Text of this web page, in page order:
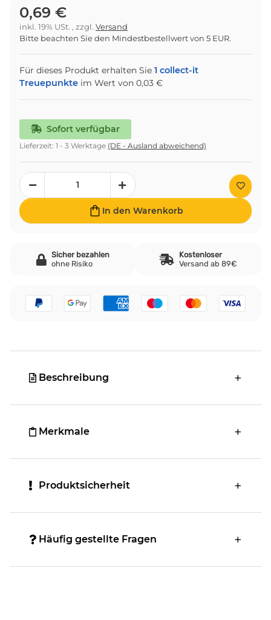
0,69 €
inkl. 19% USt. , zzgl. Versand
Bitte beachten Sie den Mindestbestellwert von 5 EUR.
Für dieses Produkt erhalten Sie 1 collect-it
Treuepunkte im Wert von 0,03 €
Sofort verfügbar
Lieferzeit: 1 - 3 Werktage (DE - Ausland abweichend)
In den Warenkorb
Sicher bezahlen
ohne Risiko
Kostenloser
Versand ab 89€
Beschreibung
Merkmale
Produktsicherheit
Häufig gestellte Fragen